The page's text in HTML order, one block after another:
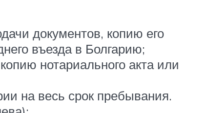
документов, копию его
въезда в Болгарию;
нотариального акта или
на весь срок пребывания.